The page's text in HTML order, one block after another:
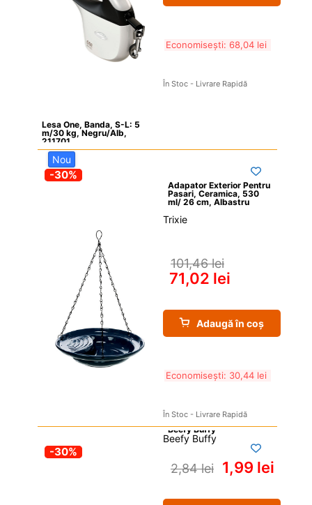
Lesa One, Banda, S-L: 5
m/30 kg, Negru/Alb,
211701
Economisești: 68,04 lei
În Stoc - Livrare Rapidă
Nou
-30%
Adapator Exterior Pentru
Pasari, Ceramica, 530
ml/ 26 cm, Albastru
Trixie
101,46 lei
71,02 lei
Adaugă în coș
Economisești: 30,44 lei
În Stoc - Livrare Rapidă
-30%
Beefy Buffy
2,84 lei 1,99 lei